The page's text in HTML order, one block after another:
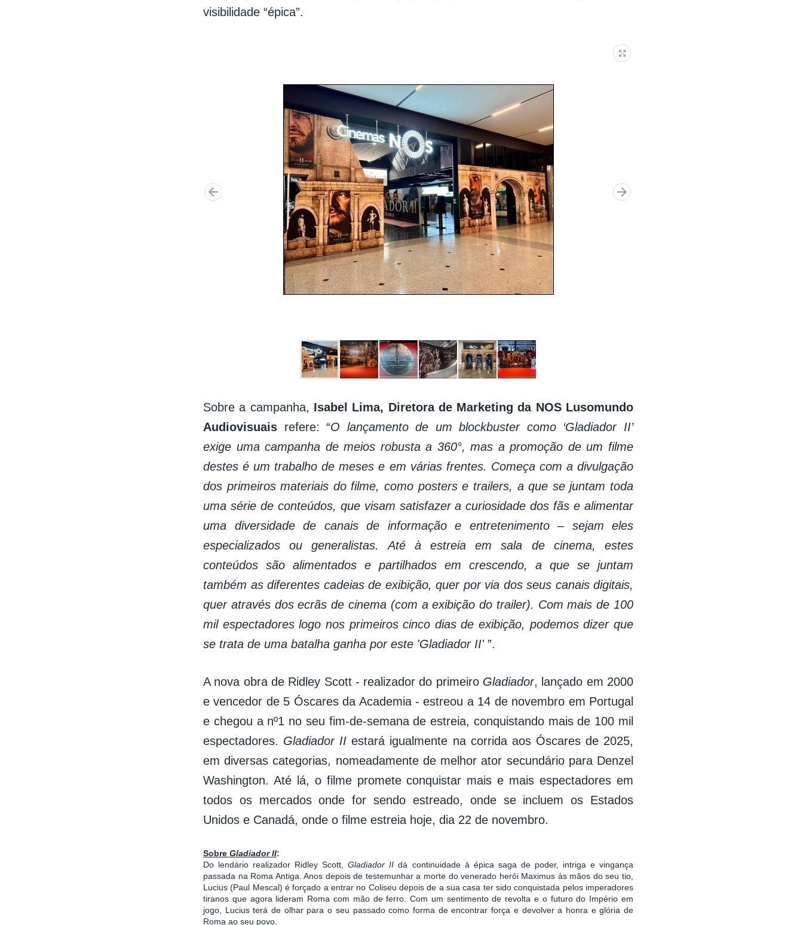
visibilidade “épica”.
Sobre a campanha, Isabel Lima, Diretora de Marketing da NOS Lusomundo
Audiovisuais refere: “O lançamento de um blockbuster como ‘Gladiador II’
exige uma campanha de meios robusta a 360°, mas a promoção de um filme
destes é um trabalho de meses e em várias frentes. Começa com a divulgação
dos primeiros materiais do filme, como posters e trailers, a que se juntam toda
uma série de conteúdos, que visam satisfazer a curiosidade dos fãs e alimentar
uma diversidade de canais de informação e entretenimento – sejam eles
especializados ou generalistas. Até à estreia em sala de cinema, estes
conteúdos são alimentados e partilhados em crescendo, a que se juntam
também as diferentes cadeias de exibição, quer por via dos seus canais digitais,
quer através dos ecrãs de cinema (com a exibição do trailer). Com mais de 100
mil espectadores logo nos primeiros cinco dias de exibição, podemos dizer que
se trata de uma batalha ganha por este 'Gladiador II' ”.
A nova obra de Ridley Scott - realizador do primeiro Gladiador, lançado em 2000
e vencedor de 5 Óscares da Academia - estreou a 14 de novembro em Portugal
e chegou a nº1 no seu fim-de-semana de estreia, conquistando mais de 100 mil
espectadores. Gladiador IIestará igualmente na corrida aos Óscares de 2025,
em diversas categorias, nomeadamente de melhor ator secundário para Denzel
Washington. Até lá, o filme promete conquistar mais e mais espectadores em
todos os mercados onde for sendo estreado, onde se incluem os Estados
Unidos e Canadá, onde o filme estreia hoje, dia 22 de novembro.
Sobre Gladiador II:
Do lendário realizador Ridley Scott,Gladiador IIdá continuidade à épica saga de poder, intriga e vingança
passada na Roma Antiga. Anos depois de testemunhar a morte do venerado herói Maximus às mãos do seu tio,
Lucius (Paul Mescal) é forçado a entrar no Coliseu depois de a sua casa ter sido conquistada pelos imperadores
tiranos que agora lideram Roma com mão de ferro. Com um sentimento de revolta e o futuro do Império em
jogo, Lucius terá de olhar para o seu passado como forma de encontrar força e devolver a honra e glória de
Roma ao seu povo.